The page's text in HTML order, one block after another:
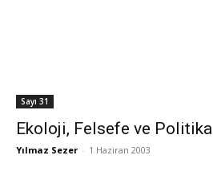
Sayı 31
Ekoloji, Felsefe ve Politika
Yılmaz Sezer - 1 Haziran 2003